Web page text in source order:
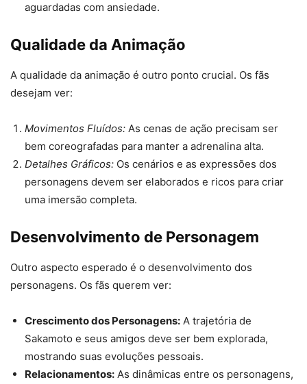
aguardadas com ansiedade.
Qualidade da Animação
A qualidade da animação é outro ponto crucial. Os fãs
desejam ver:
Movimentos Fluídos: As cenas de ação precisam ser
bem coreografadas para manter a adrenalina alta.
Detalhes Gráficos: Os cenários e as expressões dos
personagens devem ser elaborados e ricos para criar
uma imersão completa.
Desenvolvimento de Personagem
Outro aspecto esperado é o desenvolvimento dos
personagens. Os fãs querem ver:
Crescimento dos Personagens: A trajetória de
Sakamoto e seus amigos deve ser bem explorada,
mostrando suas evoluções pessoais.
Relacionamentos: As dinâmicas entre os personagens,